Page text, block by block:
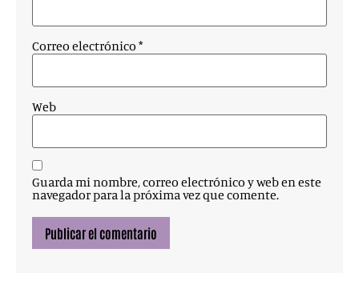
Correo electrónico *
Web
Guarda mi nombre, correo electrónico y web en este
navegador para la próxima vez que comente.